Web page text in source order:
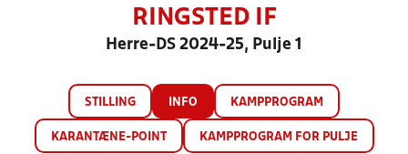
RINGSTED IF
Herre-DS 2024-25, Pulje 1
STILLING INFO KAMPPROGRAM
KARANTÆNE-POINT KAMPPROGRAM FOR PULJE